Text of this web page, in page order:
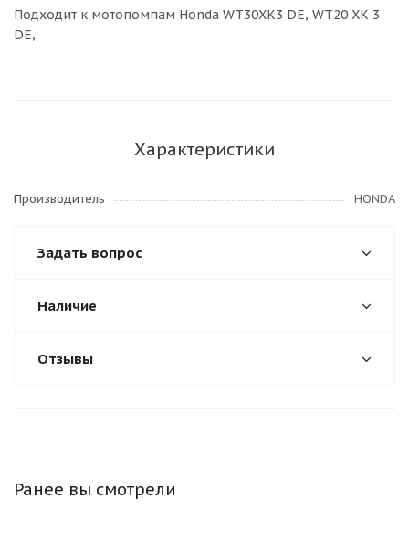
Подходит к мотопомпам Honda WT30XK3 DE, WT20 XK 3
DE,
Характеристики
Производитель HONDA
Задать вопрос
Наличие
Отзывы
Ранее вы смотрели